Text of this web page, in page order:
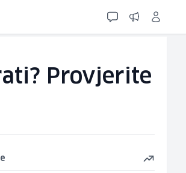
Provjerite